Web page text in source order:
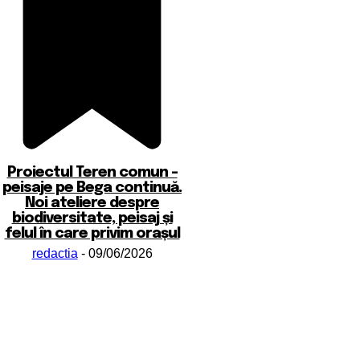
Proiectul Teren comun –
peisaje pe Bega continuă.
Noi ateliere despre
biodiversitate, peisaj și
felul în care privim orașul
redactia - 09/06/2026